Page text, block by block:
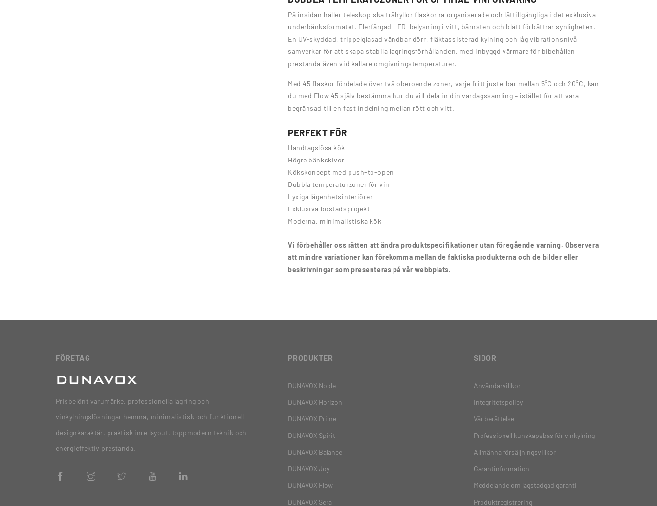
På insidan håller teleskopiska trähyllor flaskorna organiserade och lättillgängliga i det exklusiva
underbänksformatet. Flerfärgad LED-belysning i vitt, bärnsten och blått förbättrar synligheten.
En UV-skyddad, trippelglasad vändbar dörr, fläktassisterad kylning och låg vibrationsnivå
samverkar för att skapa stabila lagringsförhållanden, med inbyggd värmare för bibehållen
prestanda även vid kallare omgivningstemperaturer.
Med 45 flaskor fördelade över två oberoende zoner, varje fritt justerbar mellan 5°C och 20°C, kan
du med Flow 45 själv bestämma hur du vill dela in din vardagssamling – istället för att vara
begränsad till en fast indelning mellan rött och vitt.
PERFEKT FÖR
Handtagslösa kök
Högre bänkskivor
Kökskoncept med push-to-open
Dubbla temperaturzoner för vin
Lyxiga lägenhetsinteriörer
Exklusiva bostadsprojekt
Moderna, minimalistiska kök
Vi förbehåller oss rätten att ändra produktspecifikationer utan föregående varning. Observera
att mindre variationer kan förekomma mellan de faktiska produkterna och de bilder eller
beskrivningar som presenteras på vår webbplats.
FÖRETAG
Prisbelönt varumärke, professionella lagring och
vinkylningslösningar hemma, minimalistisk och funktionell
designkaraktär, praktisk inre layout, toppmodern teknik och
energieffektiv prestanda.
PRODUKTER
DUNAVOX Noble
DUNAVOX Horizon
DUNAVOX Prime
DUNAVOX Spirit
DUNAVOX Balance
DUNAVOX Joy
DUNAVOX Flow
DUNAVOX Sera
SIDOR
Användarvillkor
Integritetspolicy
Vår berättelse
Professionell kunskapsbas för vinkylning
Allmänna försäljningsvillkor
Garantinformation
Meddelande om lagstadgad garanti
Produktregistrering